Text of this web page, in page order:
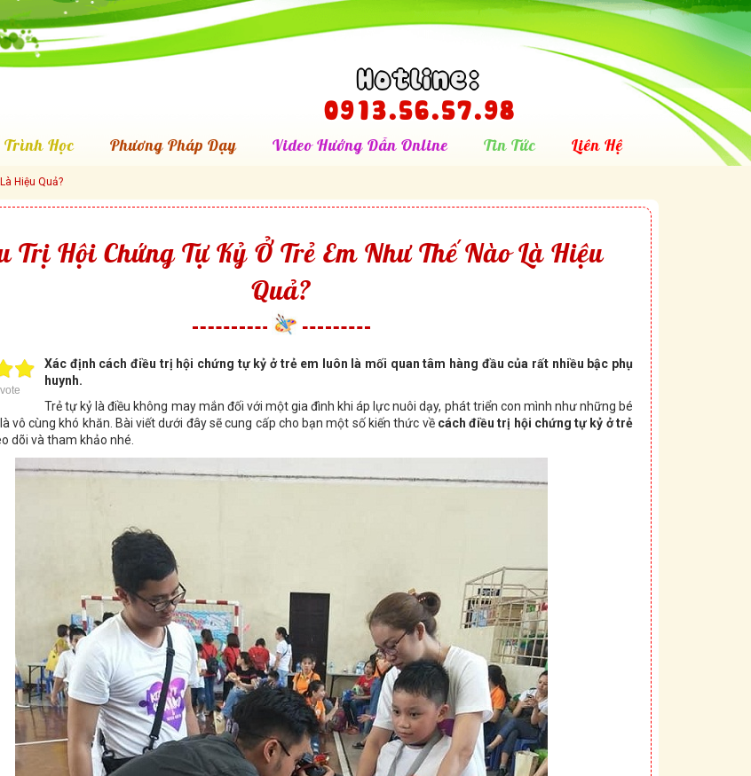
Hotline:
0913.56.57.98
Trình Học Phương Pháp Dạy Video Hướng Dẫn Online Tin Tức Liên Hệ
Hiệu Quả?
Trị Hội Chứng Tự Kỷ Ở Trẻ Em Như Thế Nào Là Hiệu
Quả?
vote
Xác định cách điều trị hội chứng tự kỷ ở trẻ em luôn là mối quan tâm hàng đầu của rất nhiều bậc phụ
huynh.
Trẻ tự kỷ là điều không may mắn đối với một gia đình khi áp lực nuôi dạy, phát triển con mình như những bé
vô cùng khó khăn. Bài viết dưới đây sẽ cung cấp cho bạn một số kiến thức về cách điều trị hội chứng tự kỷ ở trẻ
dõi và tham khảo nhé.